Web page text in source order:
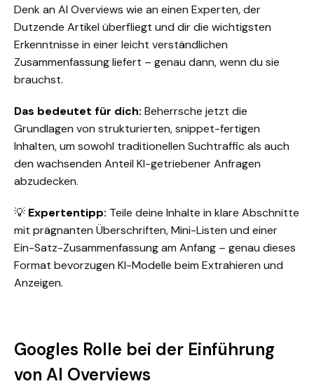
Denk an AI Overviews wie an einen Experten, der
Dutzende Artikel überfliegt und dir die wichtigsten
Erkenntnisse in einer leicht verständlichen
Zusammenfassung liefert – genau dann, wenn du sie
brauchst.
Das bedeutet für dich: Beherrsche jetzt die
Grundlagen von strukturierten, snippet-fertigen
Inhalten, um sowohl traditionellen Suchtraffic als auch
den wachsenden Anteil KI-getriebener Anfragen
abzudecken.
💡 Expertentipp: Teile deine Inhalte in klare Abschnitte
mit prägnanten Überschriften, Mini-Listen und einer
Ein-Satz-Zusammenfassung am Anfang – genau dieses
Format bevorzugen KI-Modelle beim Extrahieren und
Anzeigen.
Googles Rolle bei der Einführung
von AI Overviews